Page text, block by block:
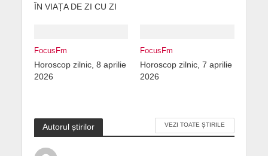
ÎN VIAȚA DE ZI CU ZI
FocusFm
Horoscop zilnic, 8 aprilie
2026
FocusFm
Horoscop zilnic, 7 aprilie
2026
Autorul știrilor VEZI TOATE ȘTIRILE